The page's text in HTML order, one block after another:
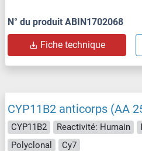
N° du produit ABIN1702068
Fiche technique
CYP11B2 anticorps (AA
CYP11B2 Reactivité: Humain
Polyclonal
Cy7